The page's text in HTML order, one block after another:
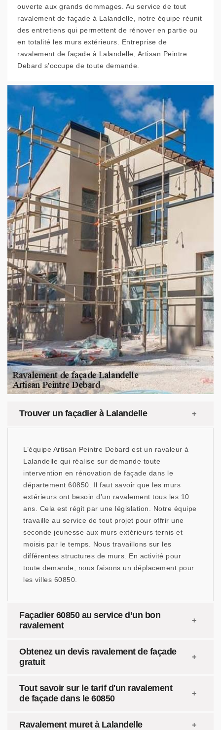
ouverte aux grands dommages. Au service de tout
ravalement de façade à Lalandelle, notre équipe réunit
des entretiens qui permettent de rénover en partie ou
en totalité les murs extérieurs. Entreprise de
ravalement de façade à Lalandelle, Artisan Peintre
Debard s’occupe de toute demande.
Trouver un façadier à Lalandelle
L’équipe Artisan Peintre Debard est un ravaleur à
Lalandelle qui réalise sur demande toute
intervention en rénovation de façade dans le
département 60850. Il faut savoir que les murs
extérieurs ont besoin d’un ravalement tous les 10
ans. Cela est régit par une législation. Notre équipe
travaille au service de tout projet pour offrir une
seconde jeunesse aux murs extérieurs ternis et
moisis par le temps. Nous travaillons sur les
différentes structures de murs. En activité pour
toute demande, nous faisons un déplacement pour
les villes 60850.
Façadier 60850 au service d’un bon
ravalement
Obtenez un devis ravalement de façade
gratuit
Tout savoir sur le tarif d'un ravalement
de façade dans le 60850
Ravalement muret à Lalandelle